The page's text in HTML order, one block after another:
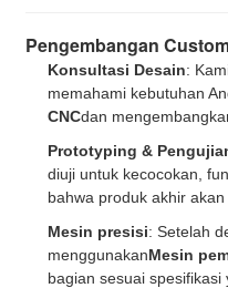
Pengembangan
Konsultasi Desain:
memahami kebutuhan
CNCdan
Prototyping &
diuji untuk kecocokan,
bahwa produk akhir
Mesin presisi: Setelah
menggunakanMesin
bagian sesuai